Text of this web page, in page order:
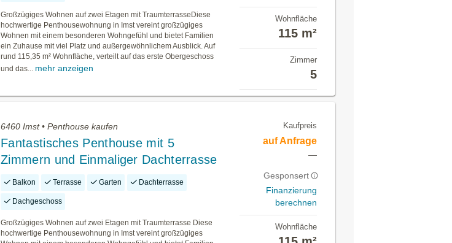
Großzügiges Wohnen auf zwei Etagen mit TraumterrasseDiese
hochwertige Penthousewohnung in Imst vereint großzügiges
Wohnen mit einem besonderen Wohngefühl und bietet Familien
ein Zuhause mit viel Platz und außergewöhnlichem Ausblick. Auf
rund 115,35 m² Wohnfläche, verteilt auf das erste Obergeschoss
und das... mehr anzeigen
Wohnfläche
115 m²
Zimmer
5
6460 Imst • Penthouse kaufen
Fantastisches Penthouse mit 5
Zimmern und Einmaliger Dachterrasse
Balkon Terrasse Garten Dachterrasse
Dachgeschoss
Großzügiges Wohnen auf zwei Etagen mit Traumterrasse Diese
hochwertige Penthousewohnung in Imst vereint großzügiges
Kaufpreis
auf Anfrage
—
Gesponsert
Finanzierung
berechnen
Wohnfläche